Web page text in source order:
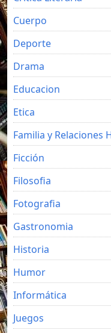
Cuerpo
Deporte
Drama
Educacion
Etica
Familia y Relaciones
Ficción
Filosofia
Fotografia
Gastronomia
Historia
Humor
Informática
Juegos